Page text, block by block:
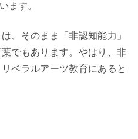
ます。
でもあります。やはり、非
ベラルアーツ教育にあると